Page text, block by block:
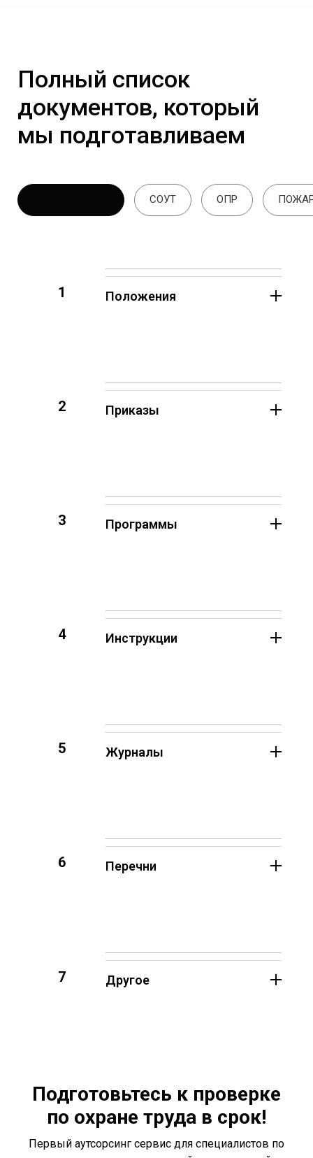
Полный список
документов, который
мы подготавливаем
СОУТ ОПР
1 Положения
2 Приказы
3 Программы
4 Инструкции
5 Журналы
6 Перечни
7 Другое
Подготовьтесь к проверке
по охране труда в срок!
Первый аутсорсинг сервис для специалистов по